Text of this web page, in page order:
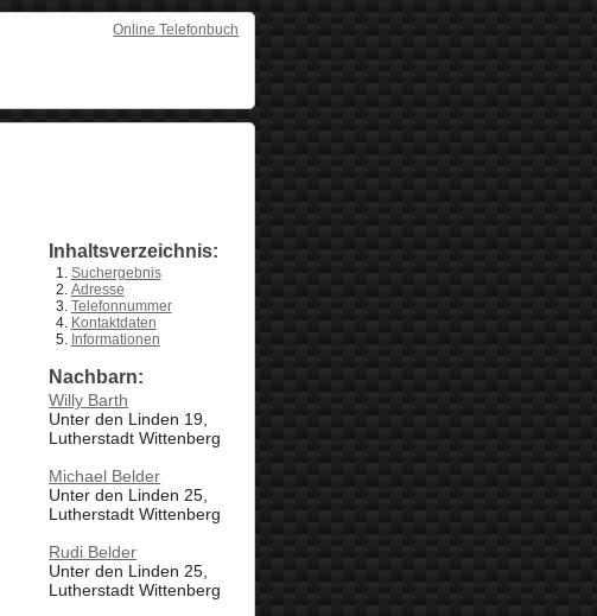
Online Telefonbuch
Inhaltsverzeichnis:
Suchergebnis
Adresse
Telefonnummer
Kontaktdaten
Informationen
Nachbarn:
Willy Barth
Unter den Linden 19,
Lutherstadt Wittenberg
Michael Belder
Unter den Linden 25,
Lutherstadt Wittenberg
Rudi Belder
Unter den Linden 25,
Lutherstadt Wittenberg